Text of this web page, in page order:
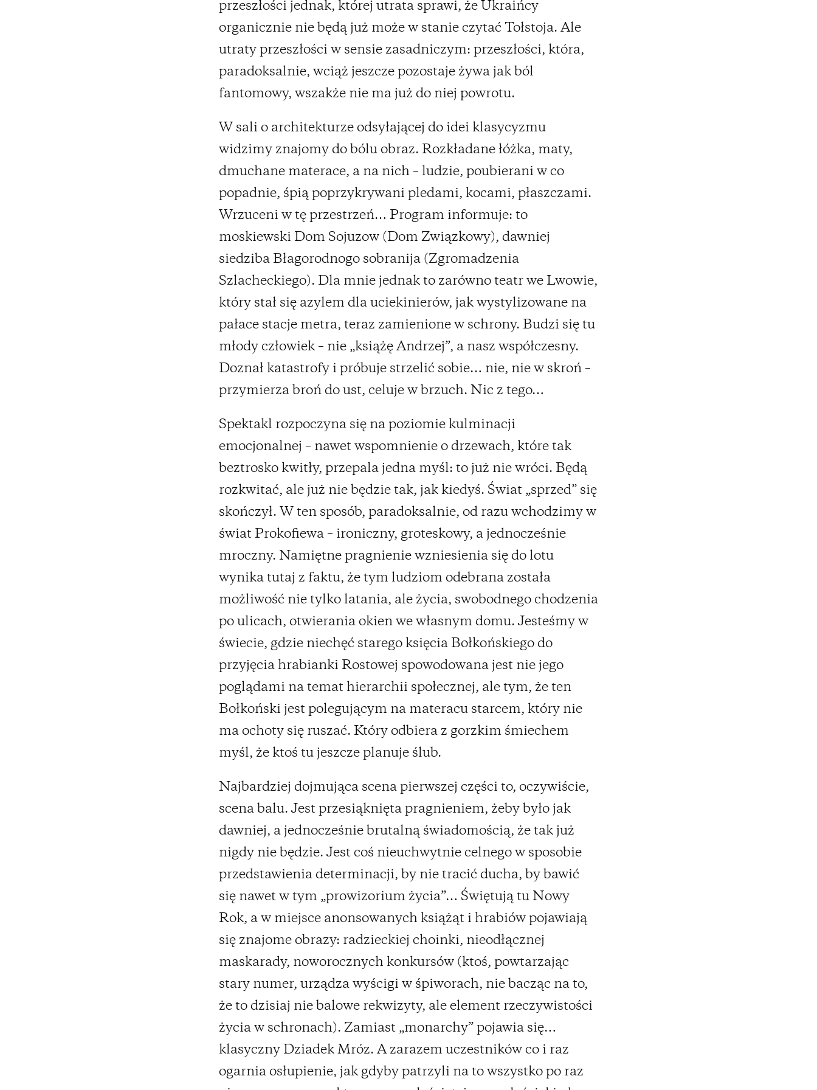
przeszłości jednak, której utrata sprawi, że Ukraińcy
organicznie nie będą już może w stanie czytać Tołstoja. Ale
utraty przeszłości w sensie zasadniczym: przeszłości, która,
paradoksalnie, wciąż jeszcze pozostaje żywa jak ból
fantomowy, wszakże nie ma już do niej powrotu.
W sali o architekturze odsyłającej do idei klasycyzmu
widzimy znajomy do bólu obraz. Rozkładane łóżka, maty,
dmuchane materace, a na nich – ludzie, poubierani w co
popadnie, śpią poprzykrywani pledami, kocami, płaszczami.
Wrzuceni w tę przestrzeń… Program informuje: to
moskiewski Dom Sojuzow (Dom Związkowy), dawniej
siedziba Błagorodnogo sobranija (Zgromadzenia
Szlacheckiego). Dla mnie jednak to zarówno teatr we Lwowie,
który stał się azylem dla uciekinierów, jak wystylizowane na
pałace stacje metra, teraz zamienione w schrony. Budzi się tu
młody człowiek – nie „książę Andrzej”, a nasz współczesny.
Doznał katastrofy i próbuje strzelić sobie… nie, nie w skroń –
przymierza broń do ust, celuje w brzuch. Nic z tego…
Spektakl rozpoczyna się na poziomie kulminacji
emocjonalnej – nawet wspomnienie o drzewach, które tak
beztrosko kwitły, przepala jedna myśl: to już nie wróci. Będą
rozkwitać, ale już nie będzie tak, jak kiedyś. Świat „sprzed” się
skończył. W ten sposób, paradoksalnie, od razu wchodzimy w
świat Prokofiewa – ironiczny, groteskowy, a jednocześnie
mroczny. Namiętne pragnienie wzniesienia się do lotu
wynika tutaj z faktu, że tym ludziom odebrana została
możliwość nie tylko latania, ale życia, swobodnego chodzenia
po ulicach, otwierania okien we własnym domu. Jesteśmy w
świecie, gdzie niechęć starego księcia Bołkońskiego do
przyjęcia hrabianki Rostowej spowodowana jest nie jego
poglądami na temat hierarchii społecznej, ale tym, że ten
Bołkoński jest polegującym na materacu starcem, który nie
ma ochoty się ruszać. Który odbiera z gorzkim śmiechem
myśl, że ktoś tu jeszcze planuje ślub.
Najbardziej dojmująca scena pierwszej części to, oczywiście,
scena balu. Jest przesiąknięta pragnieniem, żeby było jak
dawniej, a jednocześnie brutalną świadomością, że tak już
nigdy nie będzie. Jest coś nieuchwytnie celnego w sposobie
przedstawienia determinacji, by nie tracić ducha, by bawić
się nawet w tym „prowizorium życia”… Świętują tu Nowy
Rok, a w miejsce anonsowanych książąt i hrabiów pojawiają
się znajome obrazy: radzieckiej choinki, nieodłącznej
maskarady, noworocznych konkursów (ktoś, powtarzając
stary numer, urządza wyścigi w śpiworach, nie bacząc na to,
że to dzisiaj nie balowe rekwizyty, ale element rzeczywistości
życia w schronach). Zamiast „monarchy” pojawia się…
klasyczny Dziadek Mróz. A zarazem uczestników co i raz
ogarnia osłupienie, jak gdyby patrzyli na to wszystko po raz